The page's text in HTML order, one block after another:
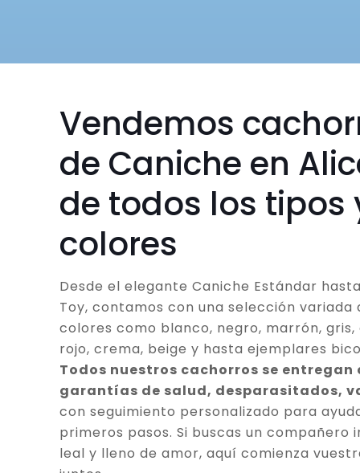
Vendemos
de Caniche en
de todos los tipos
colores
Desde el elegante Caniche Estándar
Toy, contamos con una selección variada
colores como blanco, negro, marrón,
rojo, crema, beige y hasta ejemplares
Todos nuestros cachorros se entregan
garantías de salud, desparasitados,
con seguimiento personalizado para
primeros pasos. Si buscas un compañero
leal y lleno de amor, aquí comienza